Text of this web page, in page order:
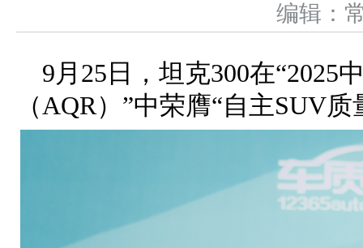
编辑
9月25日，坦克300在“2025
（AQR）”中荣膺“自主SUV